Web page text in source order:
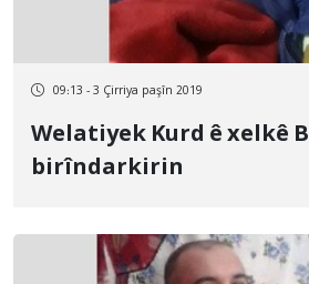
09:13 - 3 Çirriya paşîn 2019
Welatiyek Kurd ê xelkê
birîndarkirin